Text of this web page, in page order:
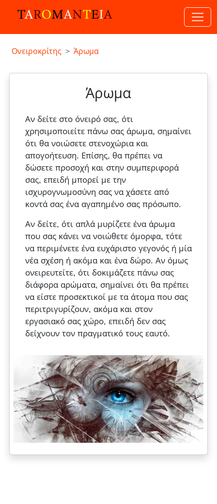
Ονειροκρίτης Άρωμα
Άρωμα
Αν δείτε στο όνειρό σας, ότι
χρησιμοποιείτε πάνω σας άρωμα, σημαίνει
ότι θα νοιώσετε στενοχώρια και
απογοήτευση. Επίσης, θα πρέπει να
δώσετε προσοχή και στην συμπεριφορά
σας, επειδή μπορεί με την
ισχυρογνωμοσύνη σας να χάσετε από
κοντά σας ένα αγαπημένο σας πρόσωπο.
Αν δείτε, ότι απλά μυρίζετε ένα άρωμα
που σας κάνει να νοιώθετε όμορφα, τότε
να περιμένετε ένα ευχάριστο γεγονός ή μία
νέα σχέση ή ακόμα και ένα δώρο. Αν όμως
ονειρευτείτε, ότι δοκιμάζετε πάνω σας
διάφορα αρώματα, σημαίνει ότι θα πρέπει
να είστε προσεκτικοί με τα άτομα που σας
περιτριγυρίζουν, ακόμα και στον
εργασιακό σας χώρο, επειδή δεν σας
δείχνουν τον πραγματικό τους εαυτό.